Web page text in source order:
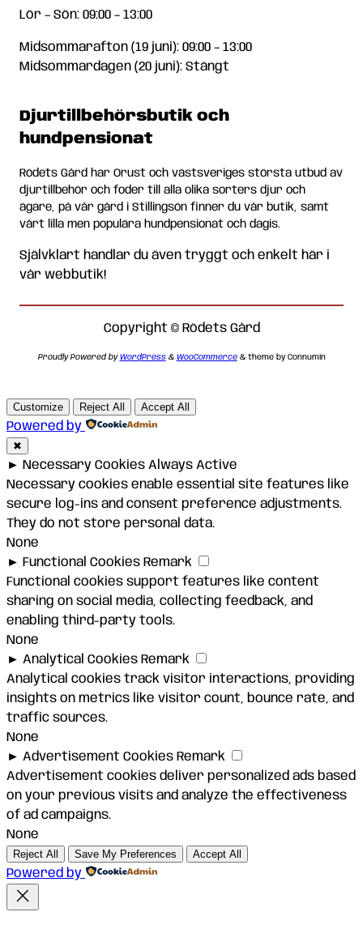
Lör – Sön: 09:00 – 13:00
Midsommarafton (19 juni): 09:00 – 13:00
Midsommardagen (20 juni): Stängt
Djurtillbehörsbutik och
hundpensionat
Rödets Gård har Orust och västsveriges största utbud av
djurtillbehör och foder till alla olika sorters djur och
ägare, på vår gård i Stillingsön finner du vår butik, samt
vårt lilla men populära hundpensionat och dagis.
Självklart handlar du även tryggt och enkelt här i
vår webbutik!
Copyright © Rödets Gård
Proudly Powered by WordPress& WooCommerce& theme by Connumin
Customize Reject All Accept All
Powered by
✖
► Necessary Cookies Always Active
Necessary cookies enable essential site features like
secure log-ins and consent preference adjustments.
They do not store personal data.
None
► Functional Cookies Remark
Functional cookies support features like content
sharing on social media, collecting feedback, and
enabling third-party tools.
None
► Analytical Cookies Remark
Analytical cookies track visitor interactions, providing
insights on metrics like visitor count, bounce rate, and
traffic sources.
None
► Advertisement Cookies Remark
Advertisement cookies deliver personalized ads based
on your previous visits and analyze the effectiveness
of ad campaigns.
None
Reject All Save My Preferences Accept All
Powered by